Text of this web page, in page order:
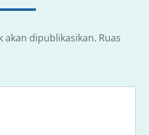
akan dipublikasikan. Ruas